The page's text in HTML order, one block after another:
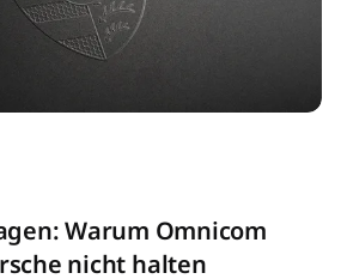
Warum Omnicom
nicht halten